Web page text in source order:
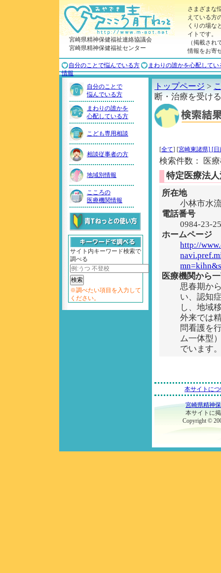
宮崎県精神保健福祉連絡協議会
宮崎県精神保健福祉センター
さまざまな
えている方
くりの場な
イトです。
（掲載さ
情報をお寄
自分のことで悩んでいる方
まわりの誰かを心配してい
情報
自分のことで
悩んでいる方
まわりの誰かを
心配している方
こども専用相談
相談従事者の方
地域別情報
こころの
医療機関情報
サイト内キーワード検索で
調べる
※調べたい項目を入力して
ください。
トップページ >
断・治療を受け
[全て] [宮崎東諸県] [
検索件数： 医
特定医療法
所在地
小林市水
電話番号
0984-23-
ホームページ
http://
医療機関から
思春期か
い、認知
し、地域
外来では
問看護を
ム一体型
でいます
本サイトに
宮崎県精神
本サイトに
Copyright ©